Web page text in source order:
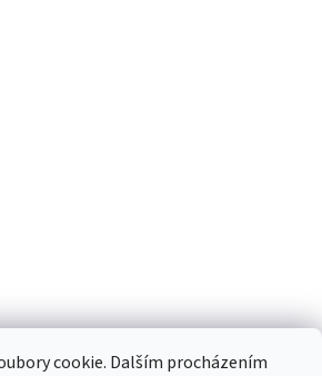
cookie. Dalším procházením